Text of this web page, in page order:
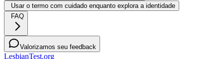
Usar o termo com cuidado enquanto explora a identidade
FAQ
Valorizamos seu feedback
LesbianTest.org